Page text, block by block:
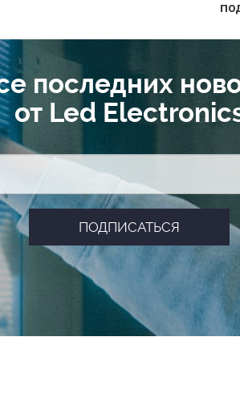
последних
от Led